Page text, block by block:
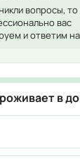
вопросы,
вас
и ответим
в